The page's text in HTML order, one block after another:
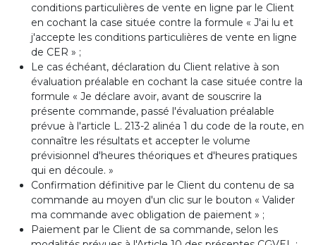
conditions particulières de vente en ligne par le Client
en cochant la case située contre la formule « J'ai lu et
j'accepte les conditions particulières de vente en ligne
de CER » ;
Le cas échéant, déclaration du Client relative à son
évaluation préalable en cochant la case située contre la
formule « Je déclare avoir, avant de souscrire la
présente commande, passé l'évaluation préalable
prévue à l'article L. 213-2 alinéa 1 du code de la route, en
connaître les résultats et accepter le volume
prévisionnel d'heures théoriques et d'heures pratiques
qui en découle. »
Confirmation définitive par le Client du contenu de sa
commande au moyen d'un clic sur le bouton « Valider
ma commande avec obligation de paiement » ;
Paiement par le Client de sa commande, selon les